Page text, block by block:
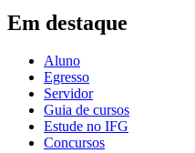
Em destaque
Aluno
Egresso
Servidor
Guia de cursos
Estude no IFG
Concursos